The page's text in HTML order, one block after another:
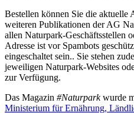
Bestellen können Sie die aktuelle
weiteren Publikationen der AG
allen Naturpark-Geschäftsstellen
Adresse ist vor Spambots
eingeschaltet sein.. Sie stehen
jeweiligen Naturpark-Websites
zur Verfügung.
Das Magazin #Naturparkwurde
Ministerium für Ernährung,